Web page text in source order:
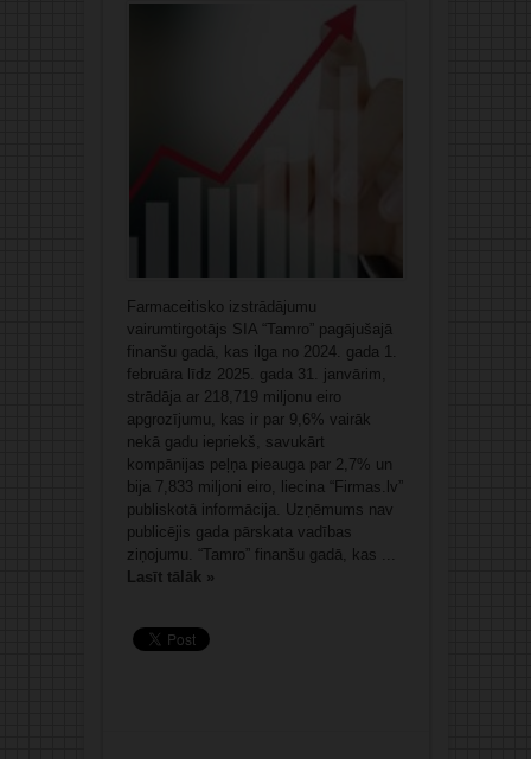
Farmaceitisko izstrādājumu
vairumtirgotājs SIA “Tamro” pagājušajā
finanšu gadā, kas ilga no 2024. gada 1.
februāra līdz 2025. gada 31. janvārim,
strādāja ar 218,719 miljonu eiro
apgrozījumu, kas ir par 9,6% vairāk
nekā gadu iepriekš, savukārt
kompānijas peļņa pieauga par 2,7% un
bija 7,833 miljoni eiro, liecina “Firmas.lv”
publiskotā informācija. Uzņēmums nav
publicējis gada pārskata vadības
ziņojumu. “Tamro” finanšu gadā, kas ...
Lasīt tālāk »